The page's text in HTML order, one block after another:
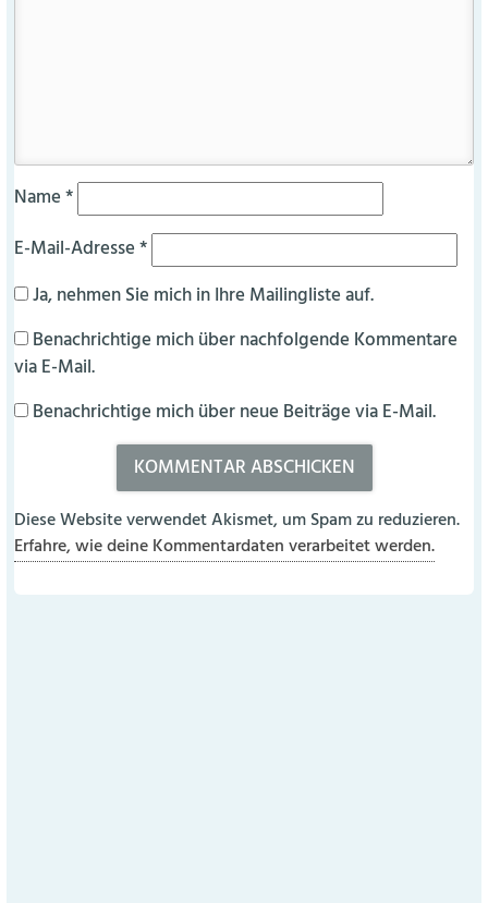
Name*
E-Mail-Adresse*
Ja, nehmen Sie mich in Ihre Mailingliste auf.
Benachrichtige mich über nachfolgende Kommentare
via E-Mail.
Benachrichtige mich über neue Beiträge via E-Mail.
Diese Website verwendet Akismet, um Spam zu reduzieren.
Erfahre, wie deine Kommentardaten verarbeitet werden.